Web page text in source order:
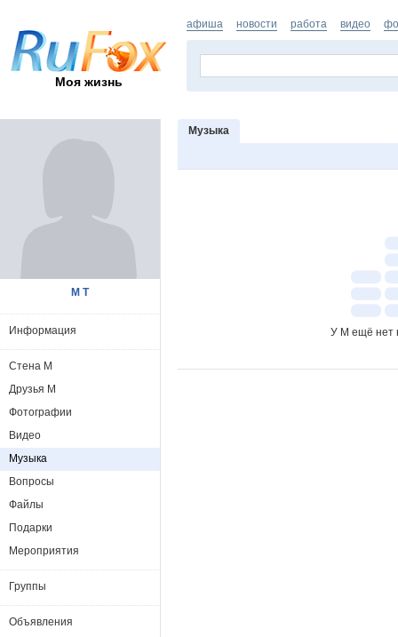
Моя жизнь
афиша новости работа видео
Музыка
У М ещё нет
М Т
Информация
Стена М
Друзья М
Фотографии
Видео
Музыка
Вопросы
Файлы
Подарки
Мероприятия
Группы
Объявления